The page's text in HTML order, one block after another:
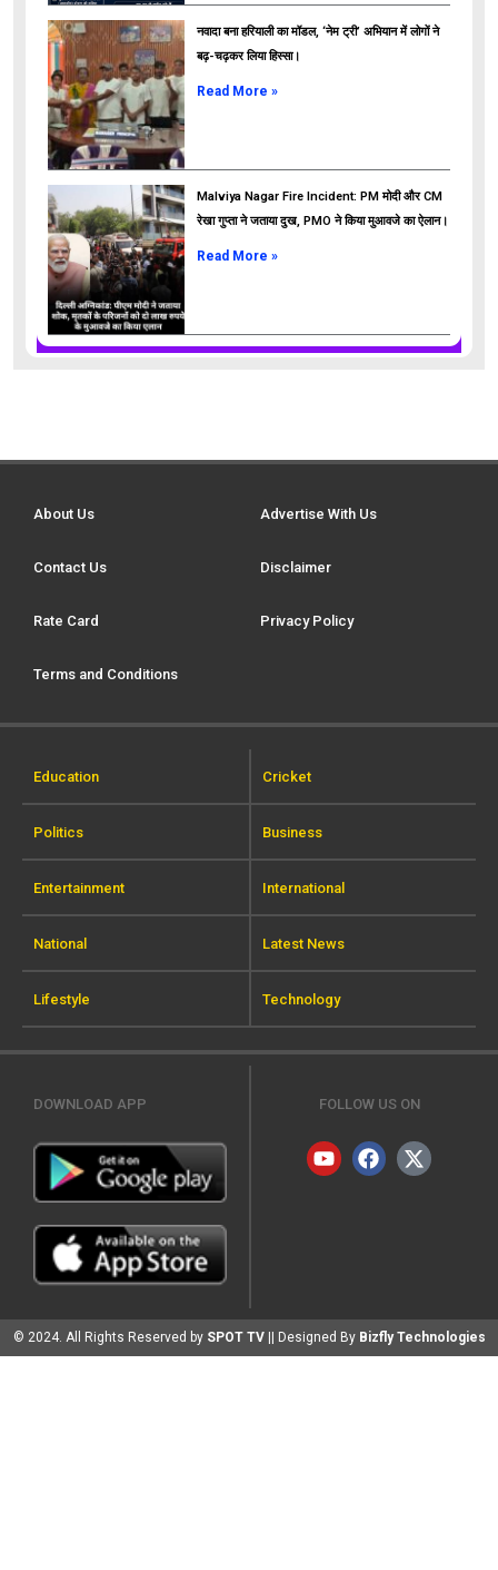
नवादा बना हरियाली का मॉडल, ‘नेम ट्री’ अभियान में लोगों ने
बढ़-चढ़कर लिया हिस्सा।
Read More »
Malviya Nagar Fire Incident: PM मोदी और CM
रेखा गुप्ता ने जताया दुख, PMO ने किया मुआवजे का ऐलान।
Read More »
About Us Advertise With Us
Contact Us Disclaimer
Rate Card Privacy Policy
Terms and Conditions
Education Cricket
Politics Business
Entertainment International
National Latest News
Lifestyle Technology
DOWNLOAD APP FOLLOW US ON
© 2024. All Rights Reserved by SPOT TV || Designed By Bizfly Technologies